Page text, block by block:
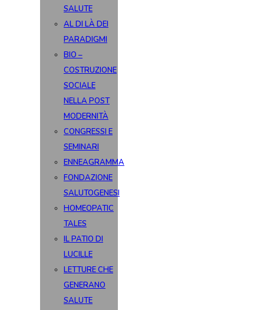
SALUTE
AL DI LÀ DEI
PARADIGMI
BIO –
COSTRUZIONE
SOCIALE
NELLA POST
MODERNITÀ
CONGRESSI E
SEMINARI
ENNEAGRAMMA
FONDAZIONE
SALUTOGENESI
HOMEOPATIC
TALES
IL PATIO DI
LUCILLE
LETTURE CHE
GENERANO
SALUTE